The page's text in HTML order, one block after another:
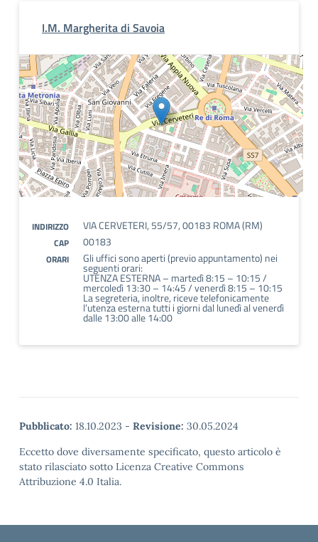
I.M. Margherita di Savoia
INDIRIZZO VIA CERVETERI, 55/57, 00183 ROMA (RM)
CAP 00183
ORARI Gli uffici sono aperti (previo appuntamento) nei
seguenti orari:
UTENZA ESTERNA – martedì 8:15 – 10:15 /
mercoledì 13:30 – 14:45 / venerdì 8:15 – 10:15
La segreteria, inoltre, riceve telefonicamente
l’utenza esterna tutti i giorni dal lunedì al venerdì
dalle 13:00 alle 14:00
Pubblicato: 18.10.2023 - Revisione: 30.05.2024
Eccetto dove diversamente specificato, questo articolo è
stato rilasciato sotto Licenza Creative Commons
Attribuzione 4.0 Italia.